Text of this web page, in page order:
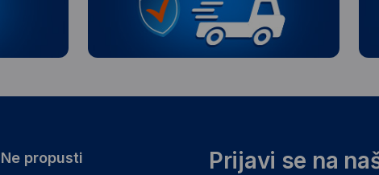
Ne propusti Prijavi se na